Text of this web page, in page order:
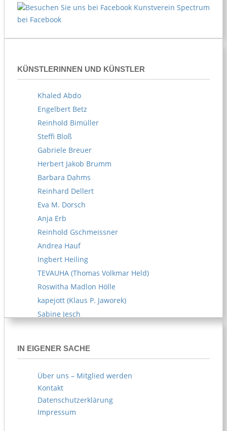
Kunstverein Spectrum
bei Facebook
KÜNSTLERINNEN UND KÜNSTLER
Khaled Abdo
Engelbert Betz
Reinhold Bimüller
Steffi Bloß
Gabriele Breuer
Herbert Jakob Brumm
Barbara Dahms
Reinhard Dellert
Eva M. Dorsch
Anja Erb
Reinhold Gschmeissner
Andrea Hauf
Ingbert Heiling
TEVAUHA (Thomas Volkmar Held)
Roswitha Madlon Hölle
kapejott (Klaus P. Jaworek)
Sabine Jesch
AKOE (Arife Körblein)
Norbert Köster
IN EIGENER SACHE
Über uns – Mitglied werden
Kontakt
Datenschutzerklärung
Impressum